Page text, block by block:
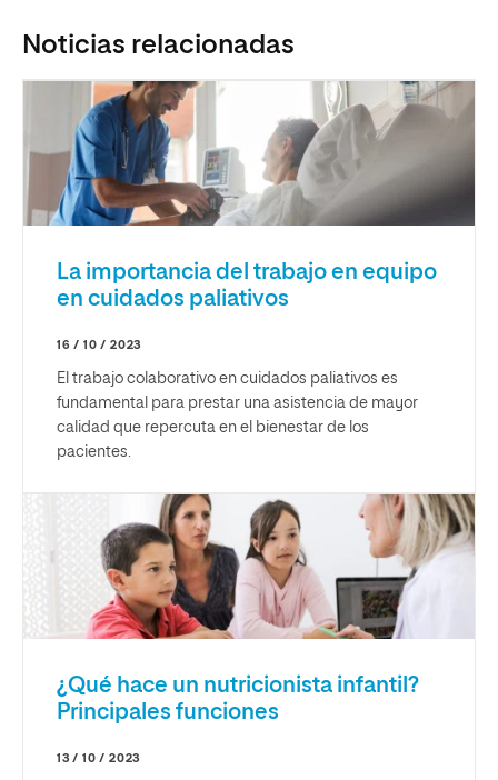
Noticias relacionadas
La importancia del trabajo en equipo
en cuidados paliativos
16 / 10 / 2023
El trabajo colaborativo en cuidados paliativos es
fundamental para prestar una asistencia de mayor
calidad que repercuta en el bienestar de los
pacientes.
¿Qué hace un nutricionista infantil?
Principales funciones
13 / 10 / 2023